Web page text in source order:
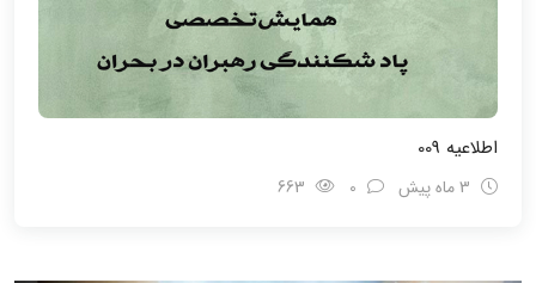
اطلاعیه 009